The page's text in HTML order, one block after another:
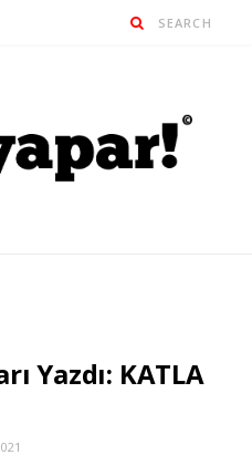
Yazdı: KATLA